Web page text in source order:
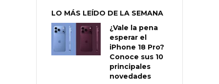
LO MÁS LEÍDO DE LA SEMANA
¿Vale la pena
esperar el
iPhone 18 Pro?
Conoce sus 10
principales
novedades